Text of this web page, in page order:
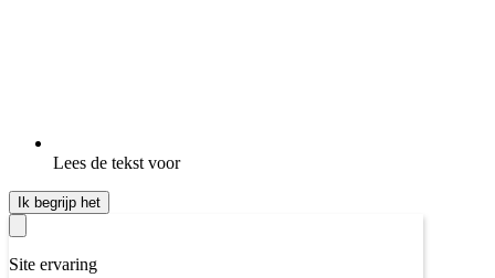
Lees de tekst voor
Ik begrijp het
Site ervaring